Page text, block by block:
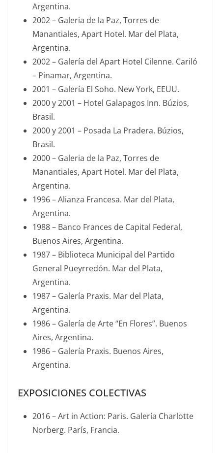
Argentina.
2002 – Galeria de la Paz, Torres de
Manantiales, Apart Hotel. Mar del Plata,
Argentina.
2002 – Galería del Apart Hotel Cilenne. Cariló
– Pinamar, Argentina.
2001 – Galería El Soho. New York, EEUU.
2000 y 2001 – Hotel Galapagos Inn. Búzios,
Brasil.
2000 y 2001 – Posada La Pradera. Búzios,
Brasil.
2000 – Galeria de la Paz, Torres de
Manantiales, Apart Hotel. Mar del Plata,
Argentina.
1996 – Alianza Francesa. Mar del Plata,
Argentina.
1988 – Banco Frances de Capital Federal,
Buenos Aires, Argentina.
1987 – Biblioteca Municipal del Partido
General Pueyrredón. Mar del Plata,
Argentina.
1987 – Galería Praxis. Mar del Plata,
Argentina.
1986 – Galería de Arte “En Flores”. Buenos
Aires, Argentina.
1986 – Galería Praxis. Buenos Aires,
Argentina.
EXPOSICIONES COLECTIVAS
2016 – Art in Action: Paris. Galería Charlotte
Norberg. París, Francia.